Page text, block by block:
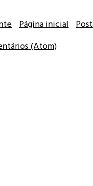
Página inicial
(Atom)